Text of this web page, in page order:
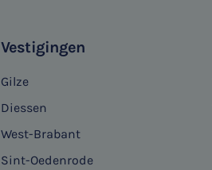
Vestigingen
Gilze
Diessen
West-Brabant
Sint-Oedenrode